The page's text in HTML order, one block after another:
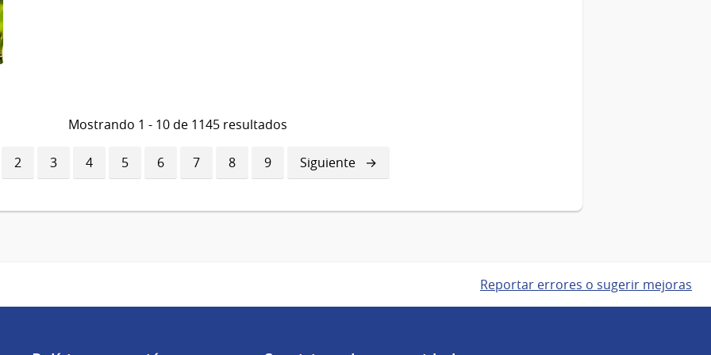
Mostrando 1 - 10 de 1145 resultados
Página
2 Página
3 Página
4 Página
5 Página
6 Página
7 Página
8 Página
9
Siguiente
página
Siguiente
Reportar errores o sugerir mejoras